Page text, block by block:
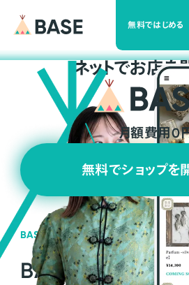
無料ではじめる
ネットでお店を
月額費用0
無料でショップを
BASEの強み
BASEが強い3つ